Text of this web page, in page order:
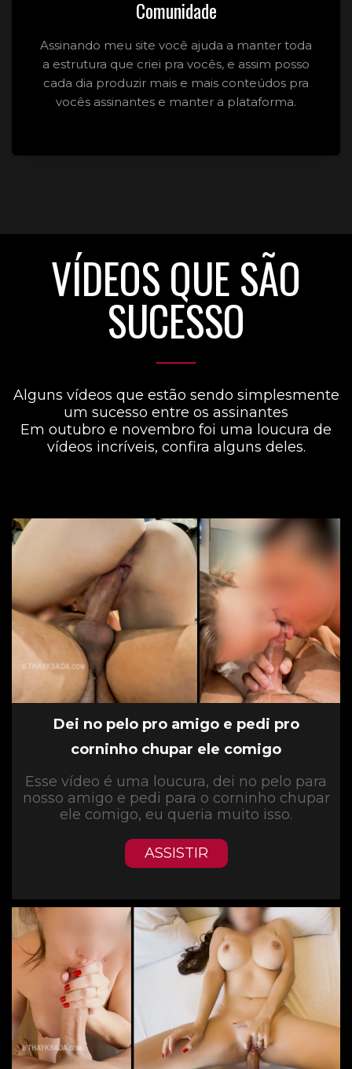
Comunidade
Assinando meu site você ajuda a manter toda
a estrutura que criei pra vocês, e assim posso
cada dia produzir mais e mais conteúdos pra
vocês assinantes e manter a plataforma.
VÍDEOS QUE SÃO
SUCESSO
Alguns vídeos que estão sendo simplesmente
um sucesso entre os assinantes
Em outubro e novembro foi uma loucura de
vídeos incríveis, confira alguns deles.
Dei no pelo pro amigo e pedi pro
corninho chupar ele comigo
Esse vídeo é uma loucura, dei no pelo para
nosso amigo e pedi para o corninho chupar
ele comigo, eu queria muito isso.
ASSISTIR